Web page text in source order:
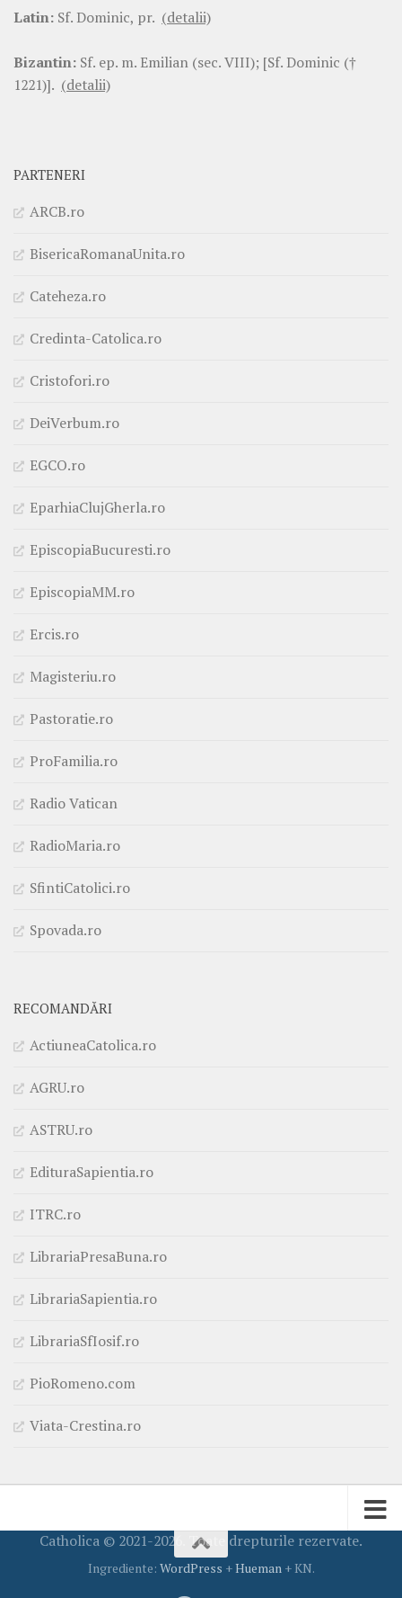
Latin: Sf. Dominic, pr. (detalii)
Bizantin: Sf. ep. m. Emilian (sec. VIII); [Sf. Dominic (†
1221)]. (detalii)
PARTENERI
ARCB.ro
BisericaRomanaUnita.ro
Cateheza.ro
Credinta-Catolica.ro
Cristofori.ro
DeiVerbum.ro
EGCO.ro
EparhiaClujGherla.ro
EpiscopiaBucuresti.ro
EpiscopiaMM.ro
Ercis.ro
Magisteriu.ro
Pastoratie.ro
ProFamilia.ro
Radio Vatican
RadioMaria.ro
SfintiCatolici.ro
Spovada.ro
RECOMANDĂRI
ActiuneaCatolica.ro
AGRU.ro
ASTRU.ro
EdituraSapientia.ro
ITRC.ro
LibrariaPresaBuna.ro
LibrariaSapientia.ro
LibrariaSfIosif.ro
PioRomeno.com
Viata-Crestina.ro
Catholica © 2021-2026. Toate drepturile rezervate.
Ingrediente: WordPress +Hueman+ KN.